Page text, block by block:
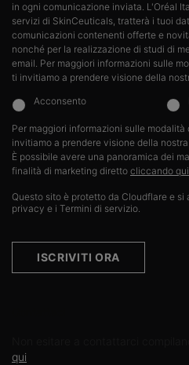
in ogni comunicazione inviata. L'Oréal
servizi di SkinCeuticals, tratterà i tuoi
comunicazioni contenenti offerte e
nonché per la realizzazione di studi di
email. Per maggiori informazioni sulle
ti invitiamo a prendere visione della
Acconsento
Per maggiori informazioni sulle
invitiamo a prendere visione della nostra
È possibile avere una panoramica dei
finalità di marketing diretto cliccando qui
Questo sito è protetto da Cloudflare e
privacy e i Termini di servizio.
ISCRIVITI ORA
qui